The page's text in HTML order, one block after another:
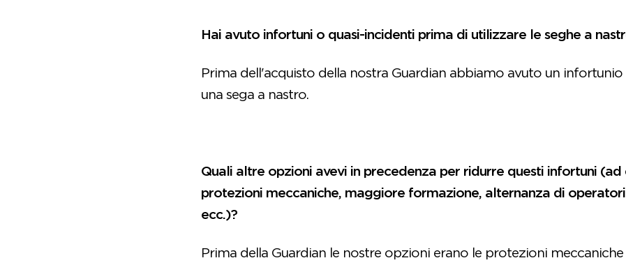
Hai avuto infortuni o quasi-incidenti prima di utilizzare le seghe a
Prima dell'acquisto della nostra Guardian abbiamo avuto un
una sega a nastro.
Quali altre opzioni avevi in precedenza per ridurre questi infortuni (ad
protezioni meccaniche, maggiore formazione, alternanza di
ecc.)?
Prima della Guardian le nostre opzioni erano le protezioni